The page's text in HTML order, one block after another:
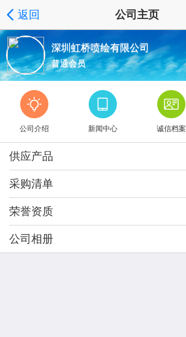
返回 公司主页
深圳虹桥喷绘有限公司
普通会员
公司介绍 新闻中心 诚信档案
供应产品
采购清单
荣誉资质
公司相册